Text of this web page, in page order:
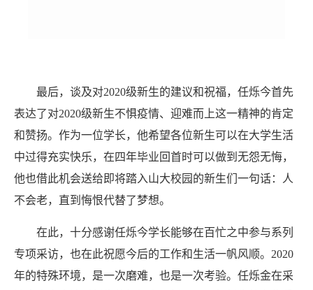
最后，谈及对2020级新生的建议和祝福，任烁今首先
表达了对2020级新生不惧疫情、迎难而上这一精神的肯定
和赞扬。作为一位学长，他希望各位新生可以在大学生活
中过得充实快乐，在四年毕业回首时可以做到无怨无悔，
他也借此机会送给即将踏入山大校园的新生们一句话：人
不会老，直到悔恨代替了梦想。
在此，十分感谢任烁今学长能够在百忙之中参与系列
专项采访，也在此祝愿今后的工作和生活一帆风顺。 2020
年的特殊环境，是一次磨难，也是一次考验。任烁金在采